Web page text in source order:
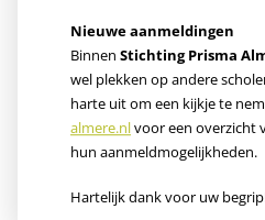
Nieuwe aanmeldingen
Binnen Stichting Prisma
wel plekken op andere
harte uit om een kijkje te
almere.nlvoor een overzicht
hun aanmeldmogelijkheden.
Hartelijk dank voor uw
Vakantie- en studiedagen
Medezeggenschapsraad en
Downloads